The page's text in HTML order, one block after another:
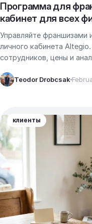
Программа для
кабинет для всех
Управляйте франшизами
личного кабинета
сотрудников, цены и
Teodor Drobcsak
клиенты